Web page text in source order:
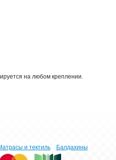
на любом креплении.
и тектиль Балдахины